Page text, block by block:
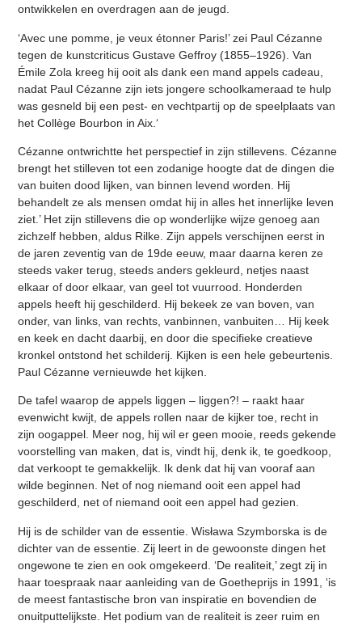
ontwikkelen en overdragen aan de jeugd.
‘Avec une pomme, je veux étonner Paris!’ zei Paul Cézanne
tegen de kunstcriticus Gustave Geffroy (1855–1926). Van
Émile Zola kreeg hij ooit als dank een mand appels cadeau,
nadat Paul Cézanne zijn iets jongere schoolkameraad te hulp
was gesneld bij een pest- en vechtpartij op de speelplaats van
het Collège Bourbon in Aix.‘
Cézanne ontwrichtte het perspectief in zijn stillevens. Cézanne
brengt het stilleven tot een zodanige hoogte dat de dingen die
van buiten dood lijken, van binnen levend worden. Hij
behandelt ze als mensen omdat hij in alles het innerlijke leven
ziet.’ Het zijn stillevens die op wonderlijke wijze genoeg aan
zichzelf hebben, aldus Rilke. Zijn appels verschijnen eerst in
de jaren zeventig van de 19de eeuw, maar daarna keren ze
steeds vaker terug, steeds anders gekleurd, netjes naast
elkaar of door elkaar, van geel tot vuurrood. Honderden
appels heeft hij geschilderd. Hij bekeek ze van boven, van
onder, van links, van rechts, vanbinnen, vanbuiten… Hij keek
en keek en dacht daarbij, en door die specifieke creatieve
kronkel ontstond het schilderij. Kijken is een hele gebeurtenis.
Paul Cézanne vernieuwde het kijken.
De tafel waarop de appels liggen – liggen?! – raakt haar
evenwicht kwijt, de appels rollen naar de kijker toe, recht in
zijn oogappel. Meer nog, hij wil er geen mooie, reeds gekende
voorstelling van maken, dat is, vindt hij, denk ik, te goedkoop,
dat verkoopt te gemakkelijk. Ik denk dat hij van vooraf aan
wilde beginnen. Net of nog niemand ooit een appel had
geschilderd, net of niemand ooit een appel had gezien.
Hij is de schilder van de essentie. Wisława Szymborska is de
dichter van de essentie. Zij leert in de gewoonste dingen het
ongewone te zien en ook omgekeerd. ‘De realiteit,’ zegt zij in
haar toespraak naar aanleiding van de Goetheprijs in 1991, ‘is
de meest fantastische bron van inspiratie en bovendien de
onuitputtelijkste. Het podium van de realiteit is zeer ruim en